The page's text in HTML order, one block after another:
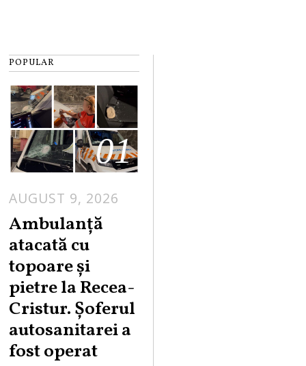
POPULAR
01
AUGUST 9, 2026
Ambulanță
atacată cu
topoare și
pietre la Recea-
Cristur. Șoferul
autosanitarei a
fost operat